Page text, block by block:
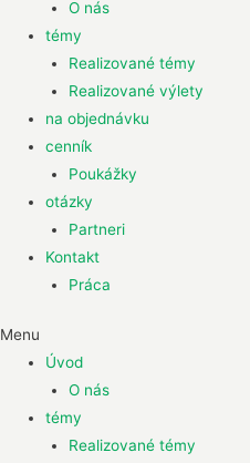
O nás
témy
Realizované témy
Realizované výlety
na objednávku
cenník
Poukážky
otázky
Partneri
Kontakt
Práca
Menu
Úvod
O nás
témy
Realizované témy